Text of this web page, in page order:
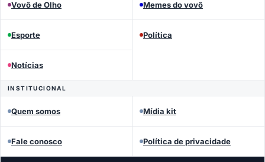
Vovô de Olho Memes do vovô
Esporte Política
Notícias
INSTITUCIONAL
Quem somos Mídia kit
Fale conosco Política de privacidade
Mais lidas